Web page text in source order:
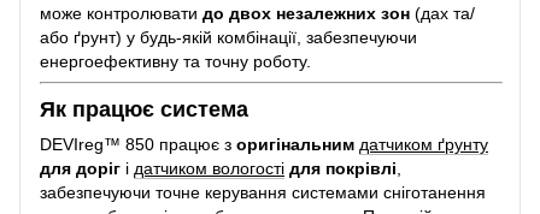
може контролювати до двох незалежних зон (дах та/
або ґрунт) у будь-якій комбінації, забезпечуючи
енергоефективну та точну роботу.
Як працює система
DEVIreg™ 850 працює з оригінальним датчиком ґрунту
для доріг і датчиком вологості для покрівлі,
забезпечуючи точне керування системами сніготанення